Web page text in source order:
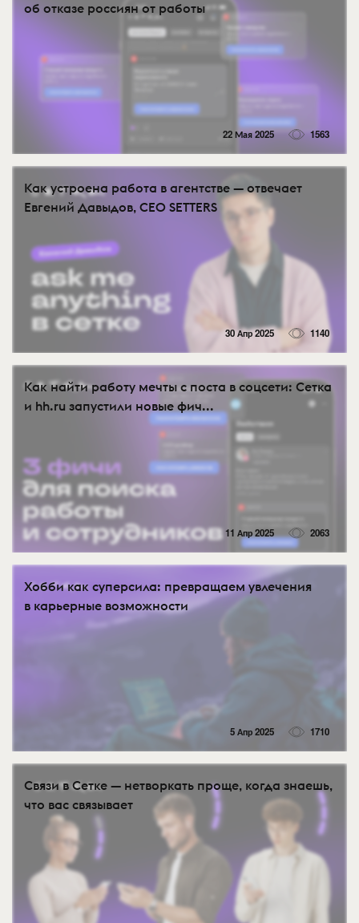
об отказе россиян от работы
22 Мая 2025 1563
Как устроена работа в агентстве — отвечает
Евгений Давыдов, CEO SETTERS
30 Апр 2025 1140
Как найти работу мечты с поста в соцсети: Сетка
и hh.ru запустили новые фич...
11 Апр 2025 2063
Хобби как суперсила: превращаем увлечения
в карьерные возможности
5 Апр 2025 1710
Связи в Сетке — нетворкать проще, когда знаешь,
что вас связывает